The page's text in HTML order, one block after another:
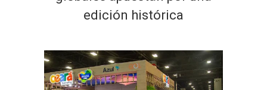
edición histórica